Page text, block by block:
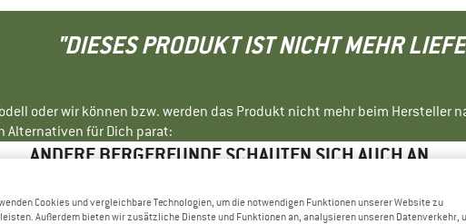
"DIESES PRODUKT IST NICHT MEHR
oder wir können bzw. werden das Produkt nicht mehr beim Hersteller
Alternativen für Dich parat:
ANDERE BERGFREUNDE SCHAUTEN SICH AUCH AN
Cookies und vergleichbare Technologien, um die notwendigen Funktionen unserer Website zu
Außerdem bieten wir zusätzliche Dienste und Funktionen an, analysieren unseren Datenverkehr,